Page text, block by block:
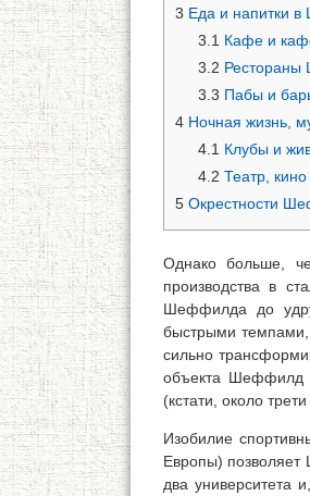
3 Еда и напитки
3.1 Кафе и
3.2
3.3 Пабы и
4Ночная жизнь,
4.1 Клубы и
4.2 Театр,
5Окрестности
Однако больше,
производства в
Шеффилда до
быстрыми темпами,
сильно
объекта Шеффилд
(кстати, около
Изобилие
Европы)
два университета